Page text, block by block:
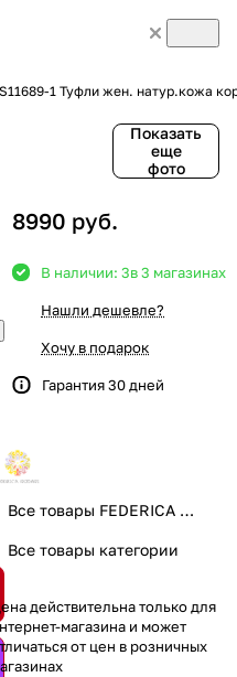
1 Туфли жен. натур.кожа
Показать
еще
фото
8990 руб.
В наличии: 3в 3 магазинах
Нашли дешевле?
Хочу в подарок
Гарантия 30 дней
Все товары FEDERICA RODARI
Все товары категории
действительна только для
магазина и может
от цен в розничных